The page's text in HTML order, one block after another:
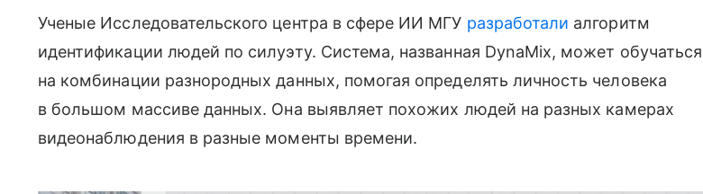
Ученые Исследовательского центра в сфере ИИ МГУ разработали алгоритм
идентификации людей по силуэту. Система, названная DynaMix, может обучаться
на комбинации разнородных данных, помогая определять личность человека
в большом массиве данных. Она выявляет похожих людей на разных камерах
видеонаблюдения в разные моменты времени.